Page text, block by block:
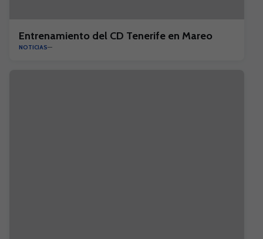
Entrenamiento del CD Tenerife en Mareo
NOTICIAS